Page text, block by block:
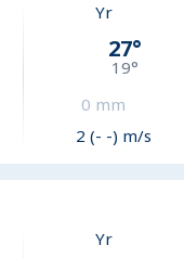
Yr
27°
19°
0 mm
2 (- -) m/s
Yr